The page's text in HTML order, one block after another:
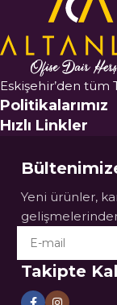
Eskişehir’den tüm
Politikalarımız
Hızlı Linkler
Yeni ürünler,
Takipte